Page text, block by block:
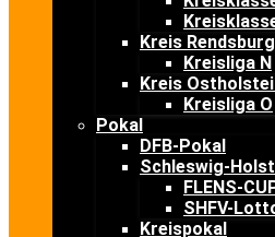
Kreis
Kreisliga N
Kreis
Kreisliga O
Pokal
DFB-Pokal
Schleswig-
FLENS-
SHFV-
Kreispokal